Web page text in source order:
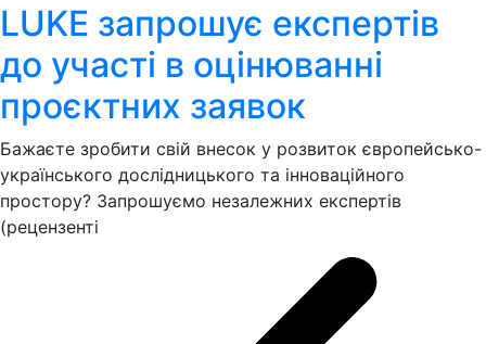
LUKE запрошує експертів
до участі в оцінюванні
проєктних заявок
Бажаєте зробити свій внесок у розвиток європейсько-
українського дослідницького та інноваційного
простору? Запрошуємо незалежних експертів
(рецензенті